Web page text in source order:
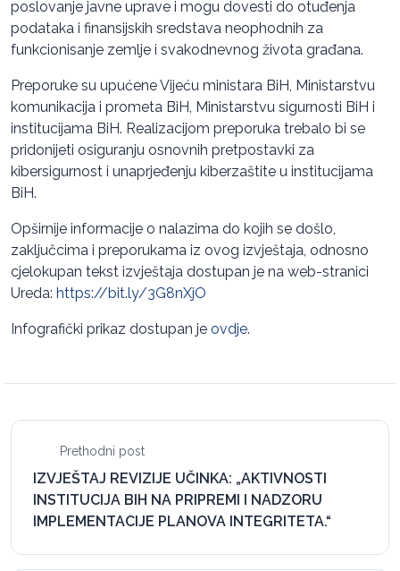
poslovanje javne uprave i mogu dovesti do otuđenja
podataka i finansijskih sredstava neophodnih za
funkcionisanje zemlje i svakodnevnog života građana.
Preporuke su upućene Vijeću ministara BiH, Ministarstvu
komunikacija i prometa BiH, Ministarstvu sigurnosti BiH i
institucijama BiH. Realizacijom preporuka trebalo bi se
pridonijeti osiguranju osnovnih pretpostavki za
kibersigurnost i unaprjeđenju kiberzaštite u institucijama
BiH.
Opširnije informacije o nalazima do kojih se došlo,
zaključcima i preporukama iz ovog izvještaja, odnosno
cjelokupan tekst izvještaja dostupan je na web-stranici
Ureda: https://bit.ly/3G8nXjO
Infografički prikaz dostupan je ovdje.
Prethodni post
IZVJEŠTAJ REVIZIJE UČINKA: „AKTIVNOSTI
INSTITUCIJA BIH NA PRIPREMI I NADZORU
IMPLEMENTACIJE PLANOVA INTEGRITETA.“